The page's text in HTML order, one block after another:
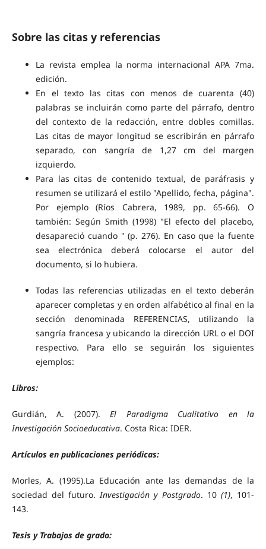
Sobre las citas y referencias
La revista emplea la norma internacional APA 7ma.
edición.
En el texto las citas con menos de cuarenta (40)
palabras se incluirán como parte del párrafo, dentro
del contexto de la redacción, entre dobles comillas.
Las citas de mayor longitud se escribirán en párrafo
separado, con sangría de 1,27 cm del margen
izquierdo.
Para las citas de contenido textual, de paráfrasis y
resumen se utilizará el estilo "Apellido, fecha, página".
Por ejemplo (Ríos Cabrera, 1989, pp. 65-66). O
también: Según Smith (1998) "El efecto del placebo,
desapareció cuando " (p. 276). En caso que la fuente
sea electrónica deberá colocarse el autor del
documento, si lo hubiera.
Todas las referencias utilizadas en el texto deberán
aparecer completas y en orden alfabético al final en la
sección denominada REFERENCIAS, utilizando la
sangría francesa y ubicando la dirección URL o el DOI
respectivo. Para ello se seguirán los siguientes
ejemplos:
Libros:
Gurdián, A. (2007).El Paradigma Cualitativo en la
Investigación Socioeducativa. Costa Rica: IDER.
Artículos en publicaciones periódicas:
Morles, A. (1995).La Educación ante las demandas de la
sociedad del futuro.Investigación y Postgrado. 10(1), 101-
143.
Tesis y Trabajos de grado: